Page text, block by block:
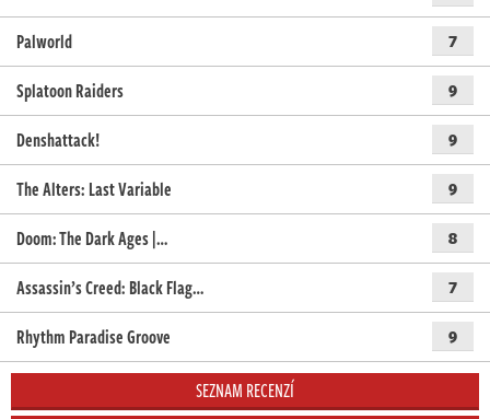
Palworld 7
Splatoon Raiders 9
Denshattack! 9
The Alters: Last Variable 9
Doom: The Dark Ages |… 8
Assassin’s Creed: Black Flag… 7
Rhythm Paradise Groove 9
SEZNAM RECENZÍ